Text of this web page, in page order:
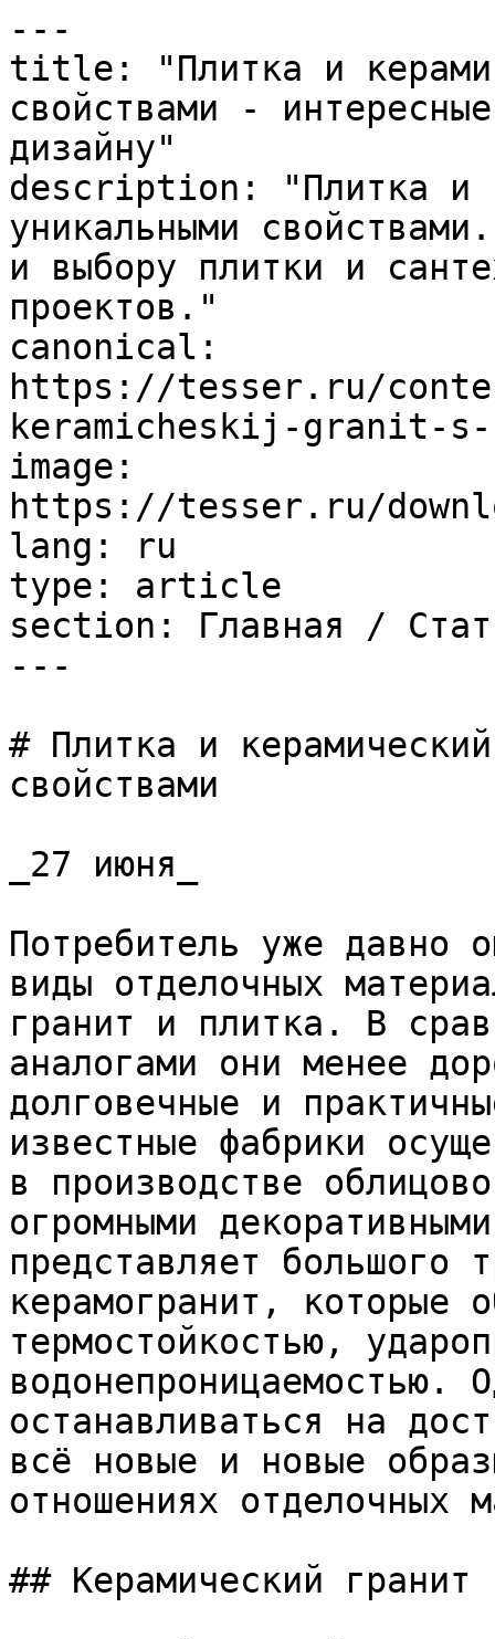
---
title: "Плитка и
свойствами -
дизайну"
description: "Плитка и
уникальными
и выбору плитки и
проектов."
canonical:
https://tesser.ru/
keramicheskij-granit-
image:
https://tesser.ru/
lang: ru
type: article
section: Главная /
---
# Плитка и
свойствами
_27 июня_
Потребитель уже давно
виды отделочных
гранит и плитка. В
аналогами они менее
долговечные и
известные фабрики
в производстве
огромными
представляет большого
керамогранит, которые
термостойкостью,
водонепроницаемостью.
останавливаться на
всё новые и новые
отношениях отделочных
## Керамический гранит